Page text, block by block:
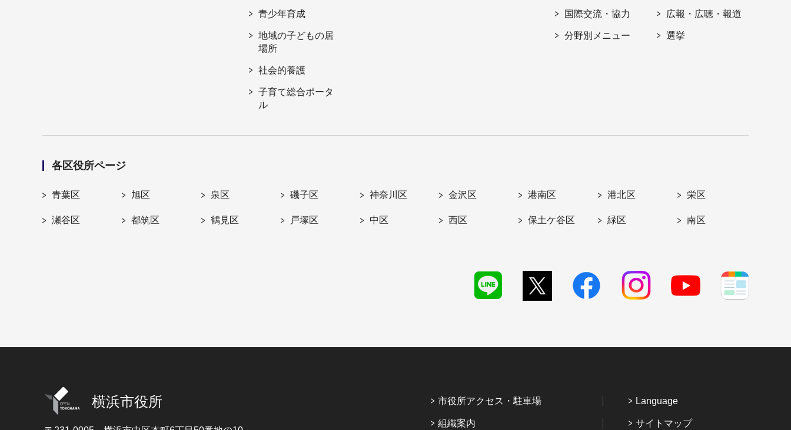
青少年育成
地域の子どもの居
場所
社会的養護
子育て総合ポータ
ル
国際交流・協力
分野別メニュー
広報・広聴・報道
選挙
各区役所ページ
青葉区 旭区 泉区 磯子区 神奈川区 金沢区 港南区 港北区 栄区
瀬谷区 都筑区 鶴見区 戸塚区 中区 西区 保土ケ谷区 緑区 南区
横浜市役所 市役所アクセス・駐車場
組織案内
Language
サイトマップ